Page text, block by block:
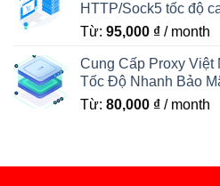
HTTP/Sock5 tốc độ
Từ: 95,000 ₫ / month
Cung Cấp Proxy Việt
Tốc Độ Nhanh Bảo
Từ: 80,000 ₫ / month